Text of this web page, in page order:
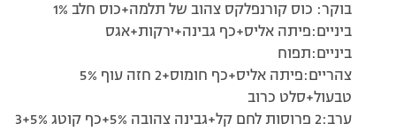
בוקר: כוס קורנפלקס צהוב של תלמה+כוס חלב 1%
ביניים:פיתה אליס+כף גבינה+ירקות+אגס
ביניים:תפוח
צהריים:פיתה אליס+כף חומוס+2 חזה עוף 5%
טבעול+סלט כרוב
ערב:2 פרוסות לחם קל+גבינה צהובה 5%+כף קוטג 5%+3